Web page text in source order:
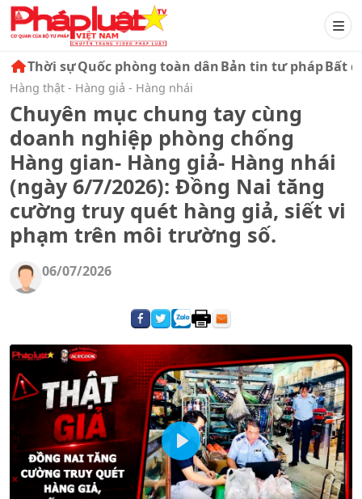
Thời sựQuốc phòng toàn dânBản tin tư phápBất
Hàng thật - Hàng giả - Hàng nhái
Chuyên mục chung tay cùng
doanh nghiệp phòng chống
Hàng gian- Hàng giả- Hàng nhái
(ngày 6/7/2026): Đồng Nai tăng
cường truy quét hàng giả, siết vi
phạm trên môi trường số.
06/07/2026
Play